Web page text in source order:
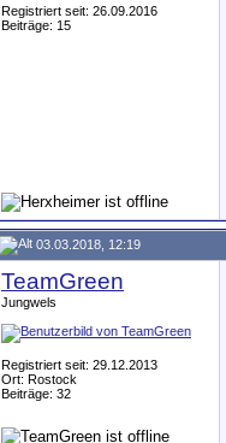
Registriert seit: 26.09.2016
Beiträge: 15
03.03.2018, 12:19
TeamGreen
Jungwels
Registriert seit: 29.12.2013
Ort: Rostock
Beiträge: 32